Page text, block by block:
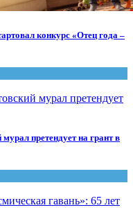
конкурс «Отец года –
претендует на грант в